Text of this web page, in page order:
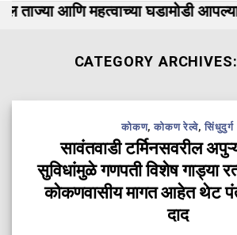
आणि महत्वाच्या घडामोडी
CATEGORY
कोकण,कोकण रेल्वे,सिंधुदुर्ग
सावंतवाडी टर्मिनसवरील
सुविधांमुळे गणपती विशेष गाड्या
कोकणवासीय मागत आहेत थेट
दाद